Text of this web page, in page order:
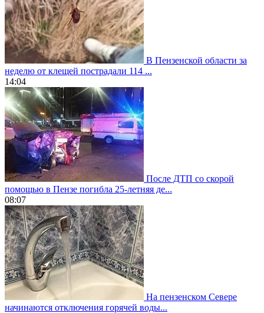
В Пензенской области за
неделю от клещей пострадали 114 ...
14:04
После ДТП со скорой
помощью в Пензе погибла 25-летняя де...
08:07
На пензенском Севере
начинаются отключения горячей воды...